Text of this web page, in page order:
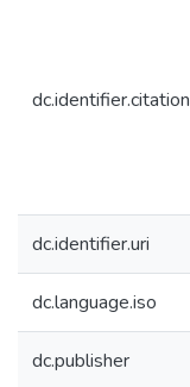
dc.identifier.citation
dc.identifier.uri
dc.language.iso
dc.publisher